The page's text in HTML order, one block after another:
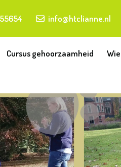
info@htclianne.nl
Cursus gehoorzaamheid